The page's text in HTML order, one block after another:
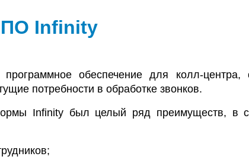
ПО Infinity
обеспечение для колл-центра,
потребности в обработке звонков.
Infinity был целый ряд преимуществ, в